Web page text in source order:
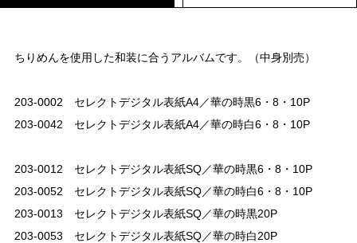
ちりめんを使用した和装に合うアルバムです。（中身別売）
203-0002 セレクトデジタル表紙A4／華の時黒6・8・10P
203-0042 セレクトデジタル表紙A4／華の時白6・8・10P
203-0012 セレクトデジタル表紙SQ／華の時黒6・8・10P
203-0052 セレクトデジタル表紙SQ／華の時白6・8・10P
203-0013 セレクトデジタル表紙SQ／華の時黒20P
203-0053 セレクトデジタル表紙SQ／華の時白20P